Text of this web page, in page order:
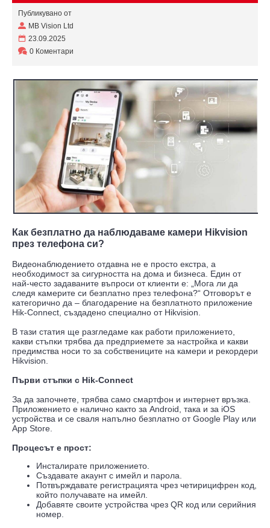
Публикувано от
MB Vision Ltd
23.09.2025
0 Коментари
Как безплатно да наблюдаваме камери Hikvision
през телефона си?
Видеонаблюдението отдавна не е просто екстра, а
необходимост за сигурността на дома и бизнеса. Един от
най-често задаваните въпроси от клиенти е: „Мога ли да
следя камерите си безплатно през телефона?“ Отговорът е
категорично да – благодарение на безплатното приложение
Hik-Connect, създадено специално от Hikvision.
В тази статия ще разгледаме как работи приложението,
какви стъпки трябва да предприемете за настройка и какви
предимства носи то за собствениците на камери и рекордери
Hikvision.
Първи стъпки с Hik-Connect
За да започнете, трябва само смартфон и интернет връзка.
Приложението е налично както за Android, така и за iOS
устройства и се сваля напълно безплатно от Google Play или
App Store.
Процесът е прост:
Инсталирате приложението.
Създавате акаунт с имейл и парола.
Потвърждавате регистрацията чрез четирицифрен код,
който получавате на имейл.
Добавяте своите устройства чрез QR код или серийния
номер.